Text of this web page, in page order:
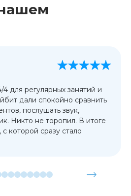
для регулярных занятий и
дали спокойно сравнить
послушать звук,
Никто не торопил. В итоге
которой сразу стало